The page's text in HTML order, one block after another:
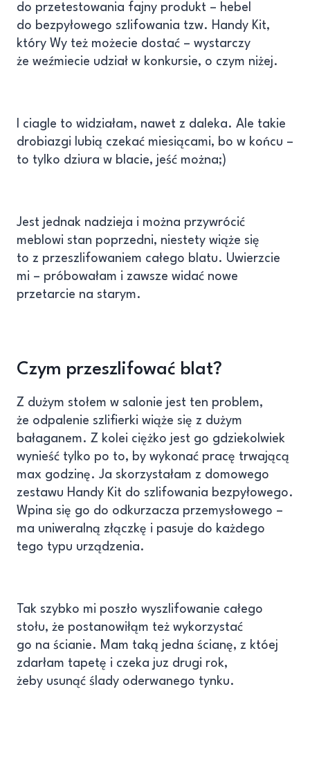
do przetestowania fajny produkt – hebel
do bezpyłowego szlifowania tzw. Handy Kit,
który Wy też możecie dostać – wystarczy
że weźmiecie udział w konkursie, o czym niżej.
I ciagle to widziałam, nawet z daleka. Ale takie
drobiazgi lubią czekać miesiącami, bo w końcu –
to tylko dziura w blacie, jeść można;)
Jest jednak nadzieja i można przywrócić
meblowi stan poprzedni, niestety wiąże się
to z przeszlifowaniem całego blatu. Uwierzcie
mi – próbowałam i zawsze widać nowe
przetarcie na starym.
Czym przeszlifować blat?
Z dużym stołem w salonie jest ten problem,
że odpalenie szlifierki wiąże się z dużym
bałaganem. Z kolei ciężko jest go gdziekolwiek
wynieść tylko po to, by wykonać pracę trwającą
max godzinę. Ja skorzystałam z domowego
zestawu Handy Kit do szlifowania bezpyłowego.
Wpina się go do odkurzacza przemysłowego –
ma uniweralną złączkę i pasuje do każdego
tego typu urządzenia.
Tak szybko mi poszło wyszlifowanie całego
stołu, że postanowiłąm też wykorzystać
go na ścianie. Mam taką jedna ścianę, z któej
zdarłam tapetę i czeka juz drugi rok,
żeby usunąć ślady oderwanego tynku.